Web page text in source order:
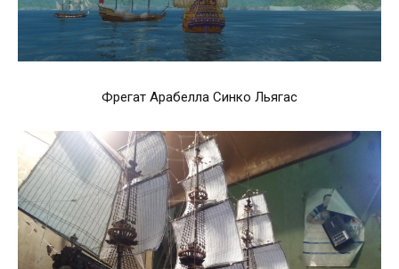
Фрегат Арабелла Синко Льягас